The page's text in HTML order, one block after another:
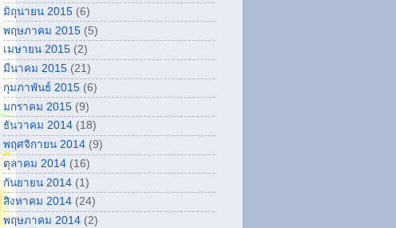
มิถุนายน 2015 (6)
พฤษภาคม 2015 (5)
เมษายน 2015 (2)
มีนาคม 2015 (21)
กุมภาพันธ์ 2015 (6)
มกราคม 2015 (9)
ธันวาคม 2014 (18)
พฤศจิกายน 2014 (9)
ตุลาคม 2014 (16)
กันยายน 2014 (1)
สิงหาคม 2014 (24)
พฤษภาคม 2014 (2)